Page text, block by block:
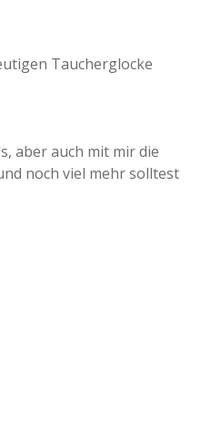
Taucherglocke
aber auch mit mir die
noch viel mehr solltest